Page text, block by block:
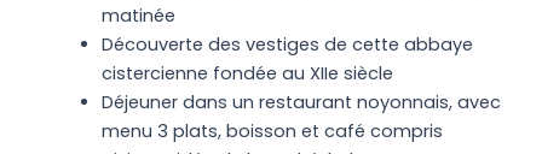
matinée
Découverte des vestiges de cette abbaye
cistercienne fondée au XIIe siècle
Déjeuner dans un restaurant noyonnais, avec
menu 3 plats, boisson et café compris